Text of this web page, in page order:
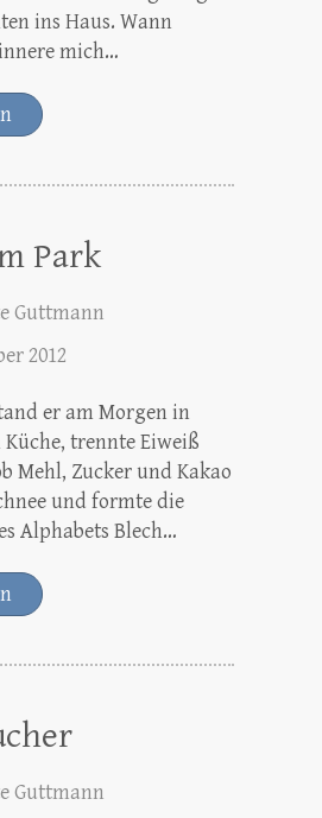
ins Haus. Wann
mich…
Park
Guttmann
2012
er am Morgen in
trennte Eiweiß
Mehl, Zucker und Kakao
und formte die
Alphabets Blech…
Guttmann